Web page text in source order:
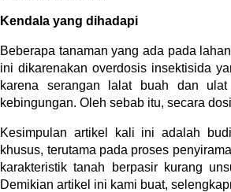
Kendala yang dihadapi
Beberapa tanaman yang ada pada
ini dikarenakan overdosis insektisida
karena serangan lalat buah dan
kebingungan. Oleh sebab itu, secara
Kesimpulan artikel kali ini adalah
khusus, terutama pada proses
karakteristik tanah berpasir kurang
Demikian artikel ini kami buat,